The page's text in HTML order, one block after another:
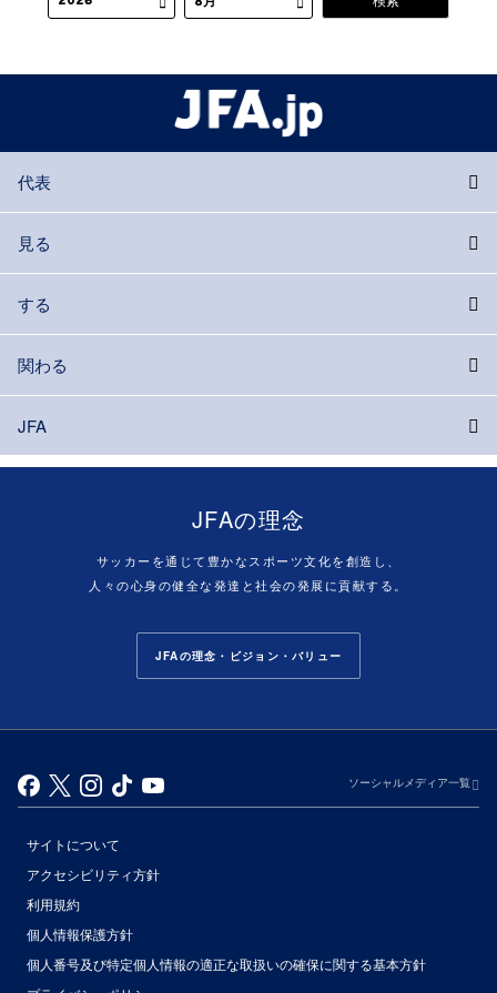
代表
見る
する
関わる
JFA
JFAの理念
サッカーを通じて豊かなスポーツ文化を創造し、
人々の心身の健全な発達と社会の発展に貢献する。
JFAの理念・ビジョン・バリュー
ソーシャルメディア一覧
サイトについて
アクセシビリティ方針
利用規約
個人情報保護方針
個人番号及び特定個人情報の適正な取扱いの確保に関する基本方針